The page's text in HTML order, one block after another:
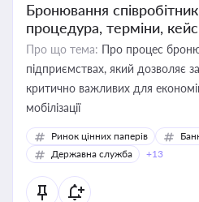
Бронювання
процедура, терміни,
Про що тема: Про процес
підприємствах, який дозволяє
критично важливих для
мобілізації
Ринок цінних паперів
Державна служба
+13